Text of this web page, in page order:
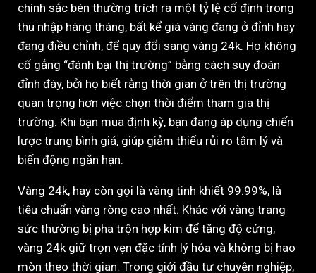
chính sắc bén thường trích ra một tỷ lệ cố định trong
thu nhập hàng tháng, bất kể giá vàng đang ở đỉnh hay
đang điều chỉnh, để quy đổi sang vàng 24k. Họ không
cố gắng “đánh bại thị trường” bằng cách suy đoán
đỉnh đáy, bởi họ biết rằng thời gian ở trên thị trường
quan trọng hơn việc chọn thời điểm tham gia thị
trường. Khi bạn mua định kỳ, bạn đang áp dụng chiến
lược trung bình giá, giúp giảm thiểu rủi ro tâm lý và
biến động ngắn hạn.
Vàng 24k, hay còn gọi là vàng tinh khiết 99.99%, là
tiêu chuẩn vàng ròng cao nhất. Khác với vàng trang
sức thường bị pha trộn hợp kim để tăng độ cứng,
vàng 24k giữ trọn vẹn đặc tính lý hóa và không bị hao
mòn theo thời gian. Trong giới đầu tư chuyên nghiệp,